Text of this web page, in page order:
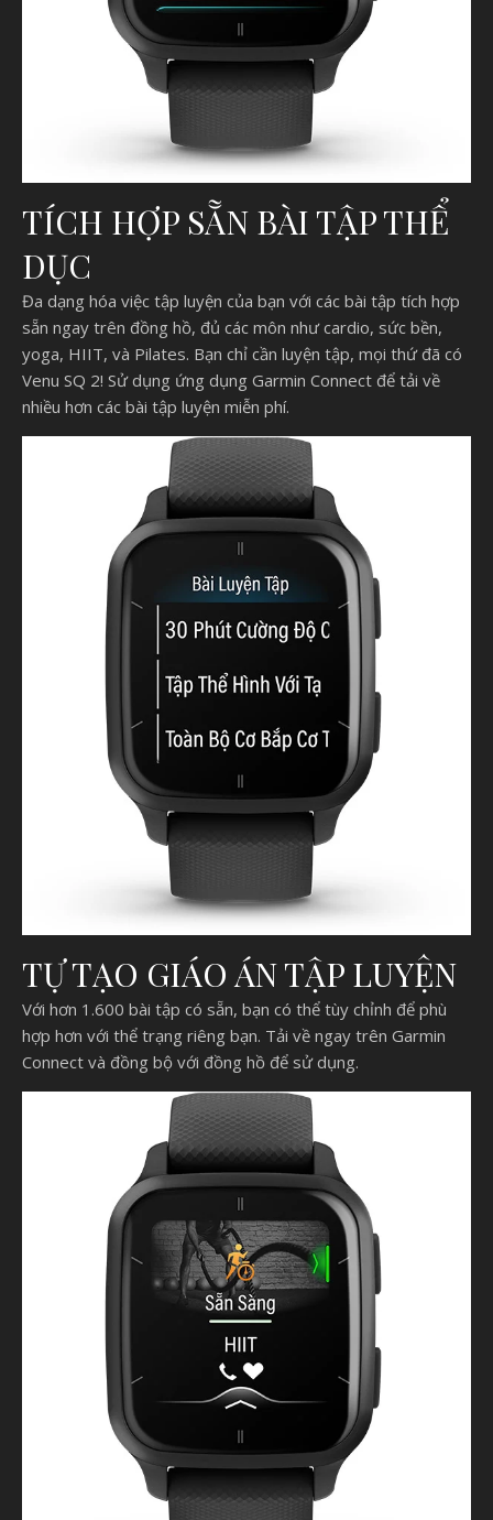
TÍCH HỢP SẴN BÀI TẬP THỂ
DỤC
Đa dạng hóa việc tập luyện của bạn với các bài tập tích hợp
sẵn ngay trên đồng hồ, đủ các môn như cardio, sức bền,
yoga, HIIT, và Pilates. Bạn chỉ cần luyện tập, mọi thứ đã có
Venu SQ 2! Sử dụng ứng dụng Garmin Connect để tải về
nhiều hơn các bài tập luyện miễn phí.
TỰ TẠO GIÁO ÁN TẬP LUYỆN
Với hơn 1.600 bài tập có sẵn, bạn có thể tùy chỉnh để phù
hợp hơn với thể trạng riêng bạn. Tải về ngay trên Garmin
Connect và đồng bộ với đồng hồ để sử dụng.